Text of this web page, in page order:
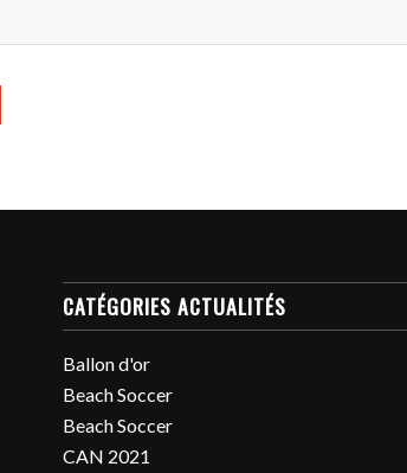
CATÉGORIES ACTUALITÉS
Ballon d'or
Beach Soccer
Beach Soccer
CAN 2021